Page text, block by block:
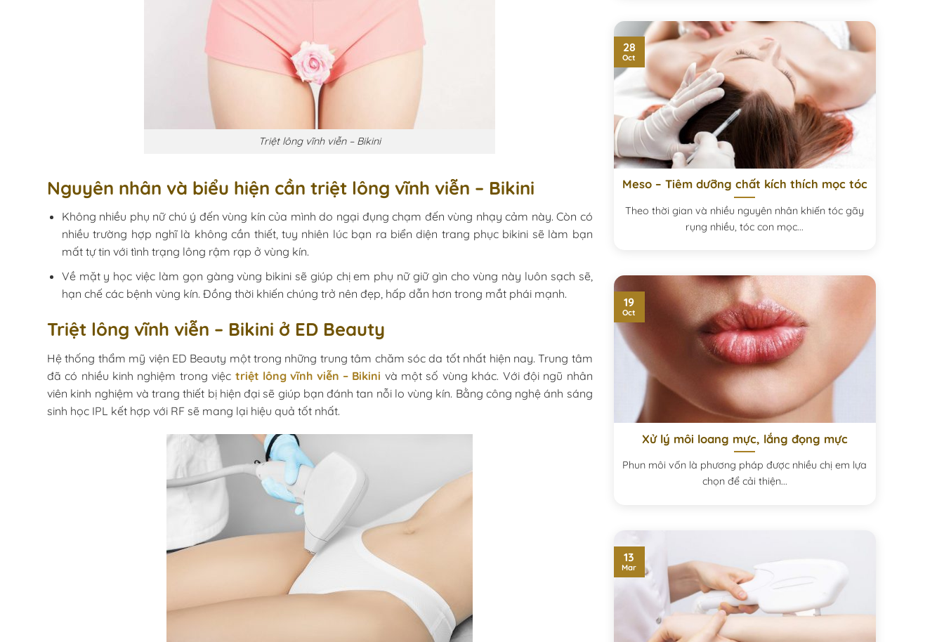
Triệt lông vĩnh viễn – Bikini
Nguyên nhân và biểu hiện cần triệt lông vĩnh viễn – Bikini
Không nhiều phụ nữ chú ý đến vùng kín của mình do ngại đụng chạm đến vùng nhạy cảm này. Còn có
nhiều trường hợp nghĩ là không cần thiết, tuy nhiên lúc bạn ra biển diện trang phục bikini sẽ làm bạn
mất tự tin với tình trạng lông rậm rạp ở vùng kín.
Về mặt y học việc làm gọn gàng vùng bikini sẽ giúp chị em phụ nữ giữ gìn cho vùng này luôn sạch sẽ,
hạn chế các bệnh vùng kín. Đồng thời khiến chúng trở nên đẹp, hấp dẫn hơn trong mắt phái mạnh.
Triệt lông vĩnh viễn – Bikini ở ED Beauty
Hệ thống thẩm mỹ viện ED Beauty một trong những trung tâm chăm sóc da tốt nhất hiện nay. Trung tâm
đã có nhiều kinh nghiệm trong việc triệt lông vĩnh viễn – Bikini và một số vùng khác. Với đội ngũ nhân
viên kinh nghiệm và trang thiết bị hiện đại sẽ giúp bạn đánh tan nỗi lo vùng kín. Bằng công nghệ ánh sáng
sinh học IPL kết hợp với RF sẽ mang lại hiệu quả tốt nhất.
Meso – Tiêm dưỡng chất kích thích mọc tóc
Theo thời gian và nhiều nguyên nhân khiến tóc gãy
rụng nhiều, tóc con mọc...
28
Oct
Xử lý môi loang mực, lắng đọng mực
Phun môi vốn là phương pháp được nhiều chị em lựa
chọn để cải thiện...
19
Oct
13
Mar